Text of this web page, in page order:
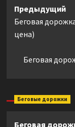
записи
Предыдущий
Беговая
цена)
Беговая
Беговые дорожки
Беговая